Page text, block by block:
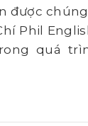
được
Phil
quá